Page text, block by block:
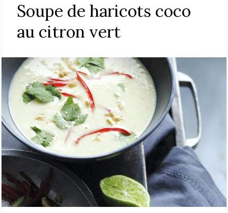
Soupe de haricots coco
au citron vert